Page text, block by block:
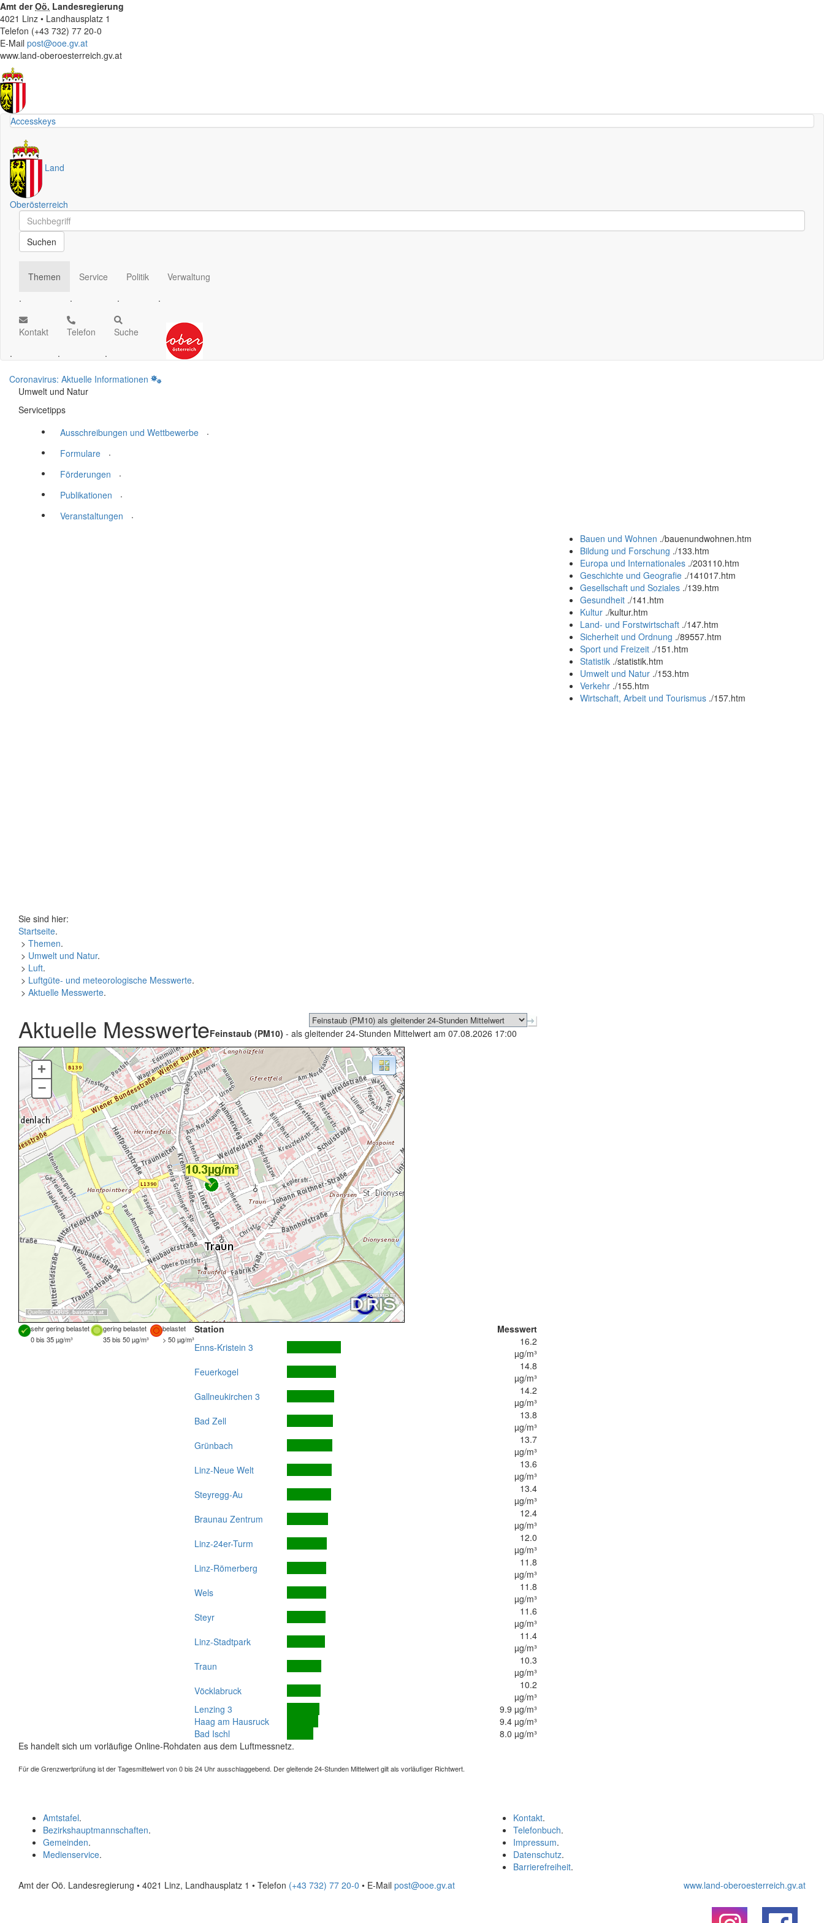
Amt derOö. Landesregierung
4021 Linz • Landhausplatz 1
Telefon (+43 732) 77 20-0
E-Mail post@ooe.gv.at
www.land-oberoesterreich.gv.at
Accesskeys
Land
Oberösterreich
Schnellsuche
Schnellsuche
Suchen
Themen
.
Service
.
Politik
.
Verwaltung
.
Kontakt
.
Telefon
.
Suche
.
Coronavirus: Aktuelle Informationen
Umwelt und Natur
Servicetipps
Ausschreibungen und Wettbewerbe
.
Formulare
.
Förderungen
.
Publikationen
.
Veranstaltungen
.
Bauen und Wohnen ./bauenundwohnen.htm
Bildung und Forschung ./133.htm
Europa und Internationales ./203110.htm
Geschichte und Geografie ./141017.htm
Gesellschaft und Soziales ./139.htm
Gesundheit ./141.htm
Kultur ./kultur.htm
Land- und Forstwirtschaft ./147.htm
Sicherheit und Ordnung ./89557.htm
Sport und Freizeit ./151.htm
Statistik ./statistik.htm
Umwelt und Natur ./153.htm
Verkehr ./155.htm
Wirtschaft, Arbeit und Tourismus ./157.htm
Sie sind hier:
Startseite.
> Themen.
> Umwelt und Natur.
> Luft.
> Luftgüte- und meteorologische Messwerte.
> Aktuelle Messwerte.
Aktuelle MesswerteFeinstaub (PM10) - als gleitender 24-Stunden Mittelwert am 07.08.2026 17:00
Quellen: DORIS, basemap.at
+
–
sehr gering belastet gering belastet
belastet
0 bis 35 µg/m³
35 bis 50 µg/m³ > 50 µg/m³
Station
Messwert
Enns-Kristein 3
16.2
µg/m³
Feuerkogel
14.8
µg/m³
Gallneukirchen 3
14.2
µg/m³
Bad Zell
13.8
µg/m³
Grünbach
13.7
µg/m³
Linz-Neue Welt
13.6
µg/m³
Steyregg-Au
13.4
µg/m³
Braunau Zentrum
12.4
µg/m³
Linz-24er-Turm
12.0
µg/m³
Linz-Römerberg
11.8
µg/m³
Wels
11.8
µg/m³
Steyr
11.6
µg/m³
Linz-Stadtpark
11.4
µg/m³
Traun
10.3
µg/m³
Vöcklabruck
10.2
µg/m³
Lenzing 3
9.9 µg/m³
Haag am Hausruck
9.4 µg/m³
Bad Ischl
8.0 µg/m³
Es handelt sich um vorläufige Online-Rohdaten aus dem Luftmessnetz.
Für die Grenzwertprüfung ist der Tagesmittelwert von 0 bis 24 Uhr ausschlaggebend. Der gleitende 24-Stunden Mittelwert gilt als vorläufiger Richtwert.
Kontakt.
Telefonbuch.
Impressum.
Datenschutz.
Barrierefreiheit.
Amtstafel.
Bezirkshauptmannschaften.
Gemeinden.
Medienservice.
Amt der Oö. Landesregierung • 4021 Linz, Landhausplatz 1 • Telefon (+43 732) 77 20-0 • E-Mail post@ooe.gv.at www.land-oberoesterreich.gv.at